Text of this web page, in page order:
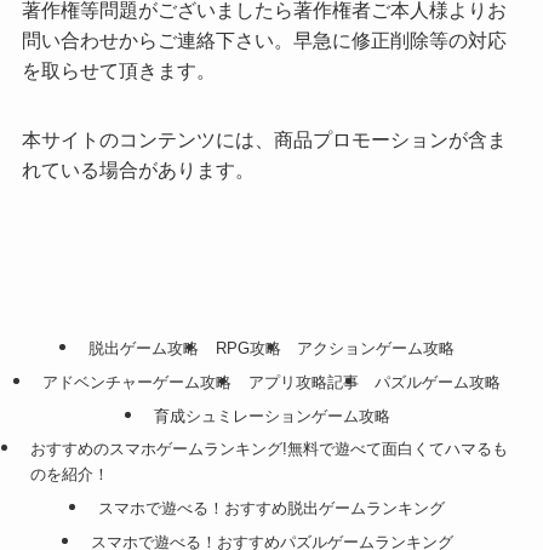
著作権等問題がございましたら著作権者ご本人様よりお
問い合わせからご連絡下さい。早急に修正削除等の対応
を取らせて頂きます。
本サイトのコンテンツには、商品プロモーションが含ま
れている場合があります。
脱出ゲーム攻略 RPG攻略
アクションゲーム攻略
アドベンチャーゲーム攻略
アプリ攻略記事
パズルゲーム攻略
育成シュミレーションゲーム攻略
おすすめのスマホゲームランキング!無料で遊べて面白くてハマるも
のを紹介！
スマホで遊べる！おすすめ脱出ゲームランキング
スマホで遊べる！おすすめパズルゲームランキング